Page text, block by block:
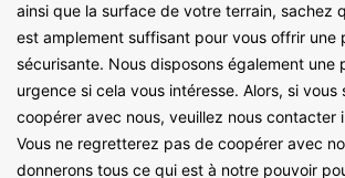
ainsi que la surface de votre terrain, sachez
est amplement suffisant pour vous offrir une
sécurisante. Nous disposons également une
urgence si cela vous intéresse. Alors, si vous
coopérer avec nous, veuillez nous contacter
Vous ne regretterez pas de coopérer avec
donnerons tous ce qui est à notre pouvoir